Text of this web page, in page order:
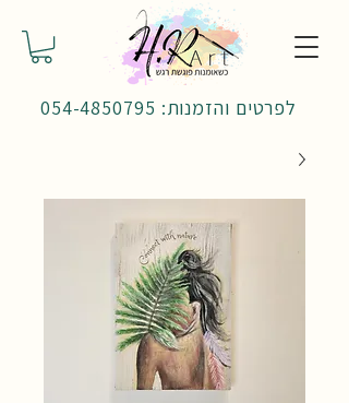
לפרטים והזמנות: 054-4850795